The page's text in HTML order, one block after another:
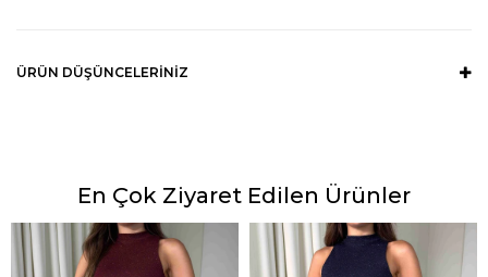
ÜRÜN DÜŞÜNCELERINIZ
En Çok Ziyaret Edilen Ürünler